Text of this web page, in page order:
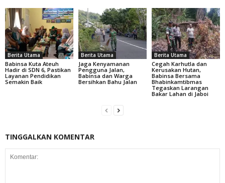
Berita Utama
Babinsa Kuta Ateuh
Hadir di SDN 6, Pastikan
Layanan Pendidikan
Semakin Baik
Berita Utama
Jaga Kenyamanan
Pengguna Jalan,
Babinsa dan Warga
Bersihkan Bahu Jalan
Berita Utama
Cegah Karhutla dan
Kerusakan Hutan,
Babinsa Bersama
Bhabinkamtibmas
Tegaskan Larangan
Bakar Lahan di Jaboi
TINGGALKAN KOMENTAR